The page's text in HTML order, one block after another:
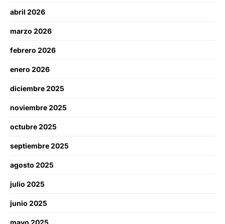
abril 2026
marzo 2026
febrero 2026
enero 2026
diciembre 2025
noviembre 2025
octubre 2025
septiembre 2025
agosto 2025
julio 2025
junio 2025
mayo 2025